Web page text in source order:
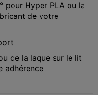
pour Hyper PLA ou la
de votre
de la laque sur le lit
adhérence